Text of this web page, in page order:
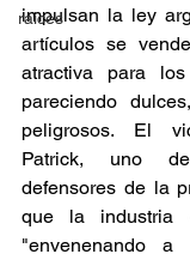
raices
impulsan la ley
artículos se
atractiva para
pareciendo
peligrosos. El
Patrick, uno
defensores de la
que la industria
"envenenando